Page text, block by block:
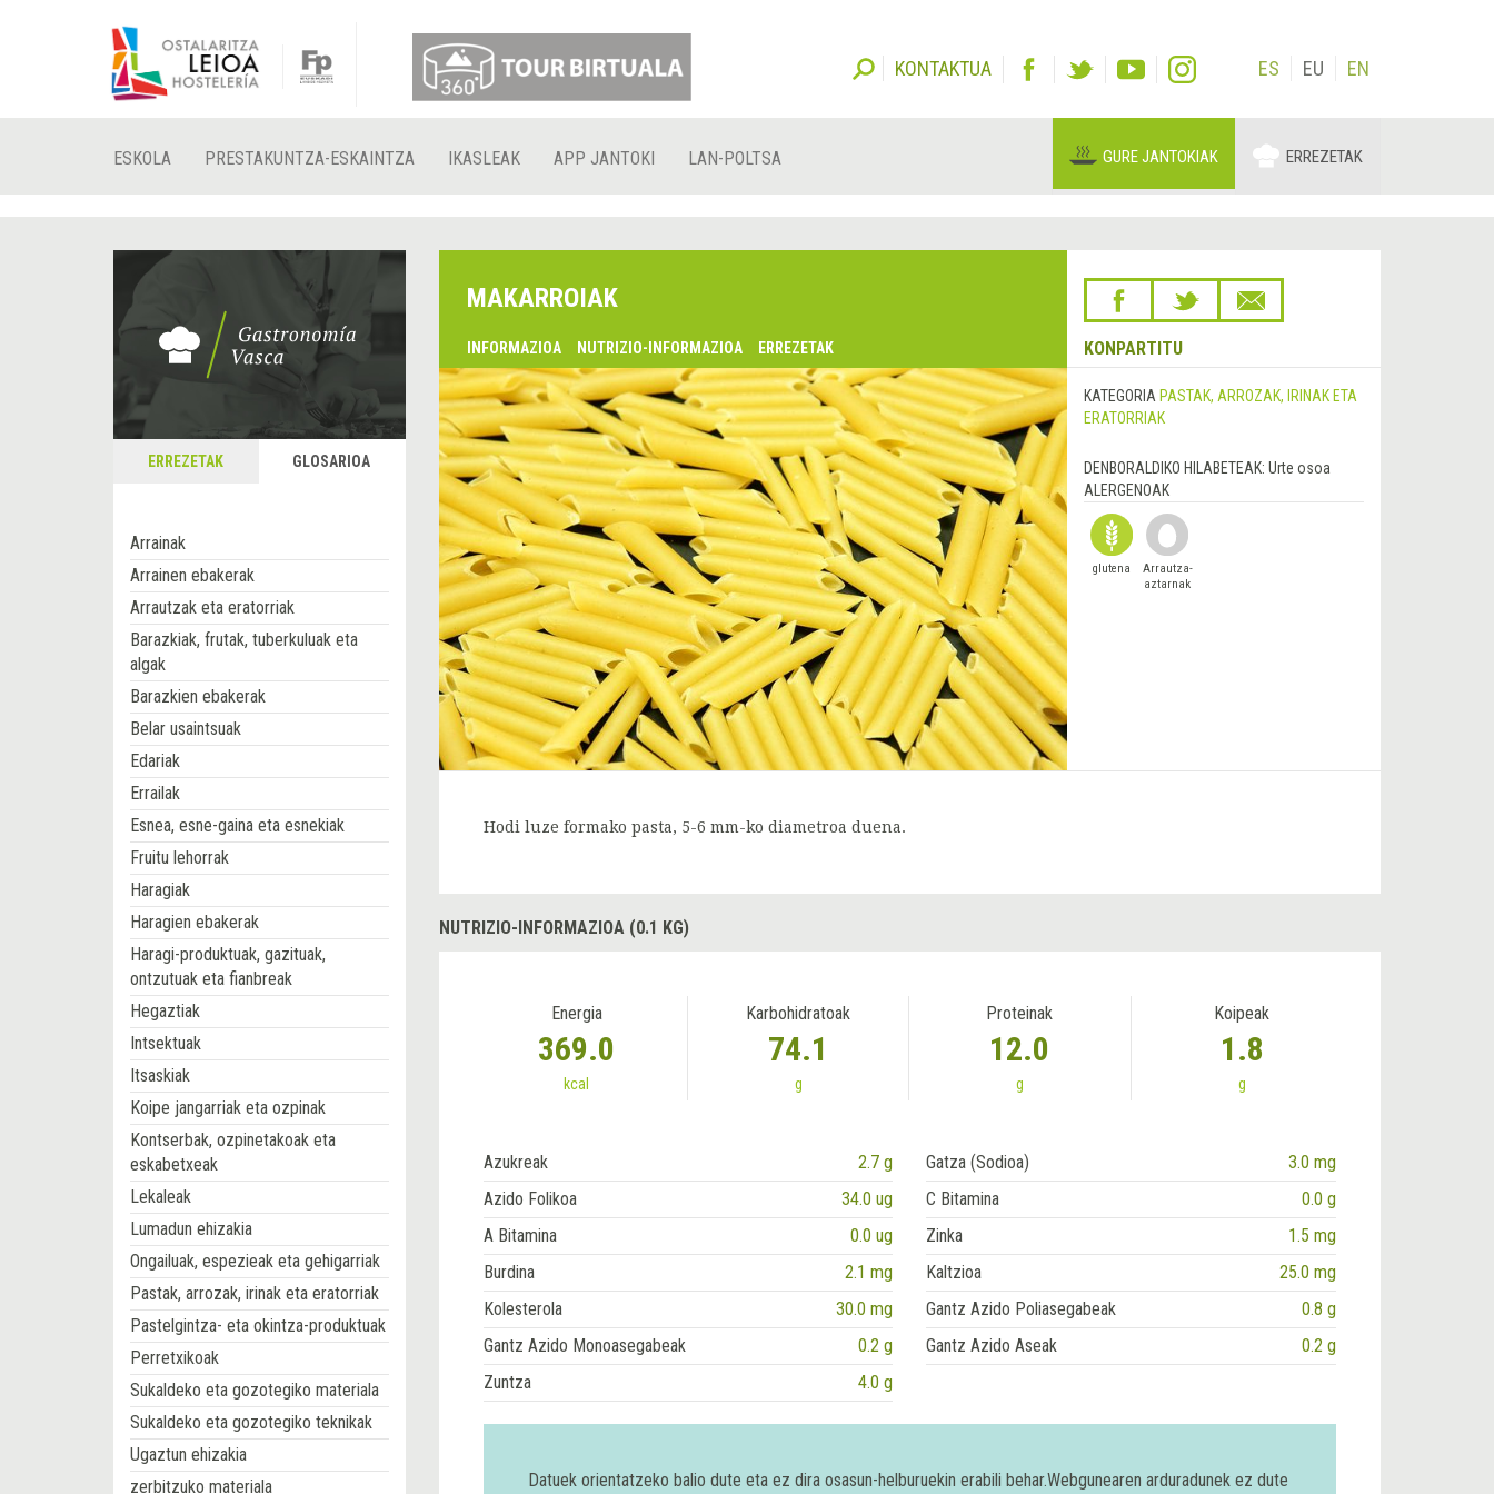
KONTAKTUA ES EU EN
ESKOLA PRESTAKUNTZA-ESKAINTZA IKASLEAK APP JANTOKI LAN-POLTSA GURE JANTOKIAK ERREZETAK
ERREZETAK GLOSARIOA
Arrainak
Arrainen ebakerak
Arrautzak eta eratorriak
Barazkiak, frutak, tuberkuluak eta
algak
Barazkien ebakerak
Belar usaintsuak
Edariak
Errailak
Esnea, esne-gaina eta esnekiak
Fruitu lehorrak
Haragiak
Haragien ebakerak
Haragi-produktuak, gazituak,
ontzutuak eta fianbreak
Hegaztiak
Intsektuak
Itsaskiak
Koipe jangarriak eta ozpinak
Kontserbak, ozpinetakoak eta
eskabetxeak
Lekaleak
Lumadun ehizakia
Ongailuak, espezieak eta gehigarriak
Pastak, arrozak, irinak eta eratorriak
Pastelgintza- eta okintza-produktuak
Perretxikoak
Sukaldeko eta gozotegiko materiala
Sukaldeko eta gozotegiko teknikak
Ugaztun ehizakia
zerbitzuko materiala
MAKARROIAK
INFORMAZIOA NUTRIZIO-INFORMAZIOA ERREZETAK KONPARTITU
KATEGORIA PASTAK, ARROZAK, IRINAK ETA
ERATORRIAK
DENBORALDIKO HILABETEAK: Urte osoa
ALERGENOAK
glutena
Arrautza-
aztarnak
Hodi luze formako pasta, 5-6 mm-ko diametroa duena.
NUTRIZIO-INFORMAZIOA (0.1 KG)
Energia
369.0
kcal
Karbohidratoak
74.1
g
Proteinak
12.0
g
Koipeak
1.8
g
Azukreak 2.7 g Gatza (Sodioa)
3.0 mg
Azido Folikoa
34.0 ug C Bitamina
0.0 g
A Bitamina
0.0 ug Zinka
1.5 mg
Burdina
2.1 mg Kaltzioa
25.0 mg
Kolesterola
30.0 mg Gantz Azido Poliasegabeak
0.8 g
Gantz Azido Monoasegabeak
0.2 g Gantz Azido Aseak
0.2 g
Zuntza
4.0 g
Datuek orientatzeko balio dute eta ez dira osasun-helburuekin erabili behar.Webgunearen arduradunek ez dute